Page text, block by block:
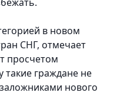
в новом
СНГ, отмечает
просчетом
такие граждане не
нового